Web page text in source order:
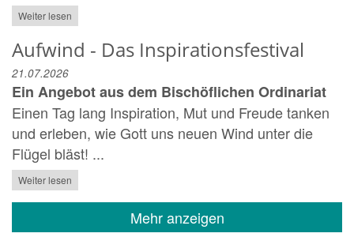
Weiter lesen
Aufwind - Das Inspirationsfestival
21.07.2026
Ein Angebot aus dem Bischöflichen Ordinariat
Einen Tag lang Inspiration, Mut und Freude tanken
und erleben, wie Gott uns neuen Wind unter die
Flügel bläst! ...
Weiter lesen
Mehr anzeigen